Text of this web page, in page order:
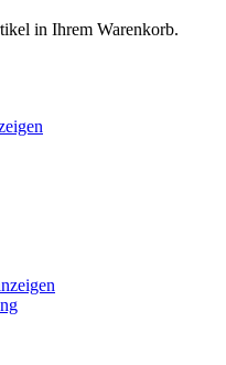
in Ihrem Warenkorb.